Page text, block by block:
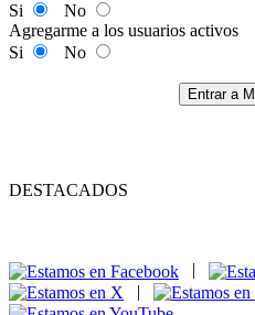
Si
No
Agregarme a los usuarios activos
Si
No
Entrar a
DESTACADOS
|